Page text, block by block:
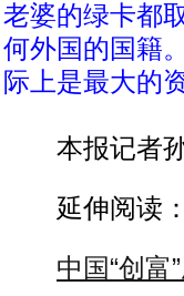
老婆的绿卡都
何外国的国籍
际上是最大的
本报记者
延伸阅读：
中国“创富